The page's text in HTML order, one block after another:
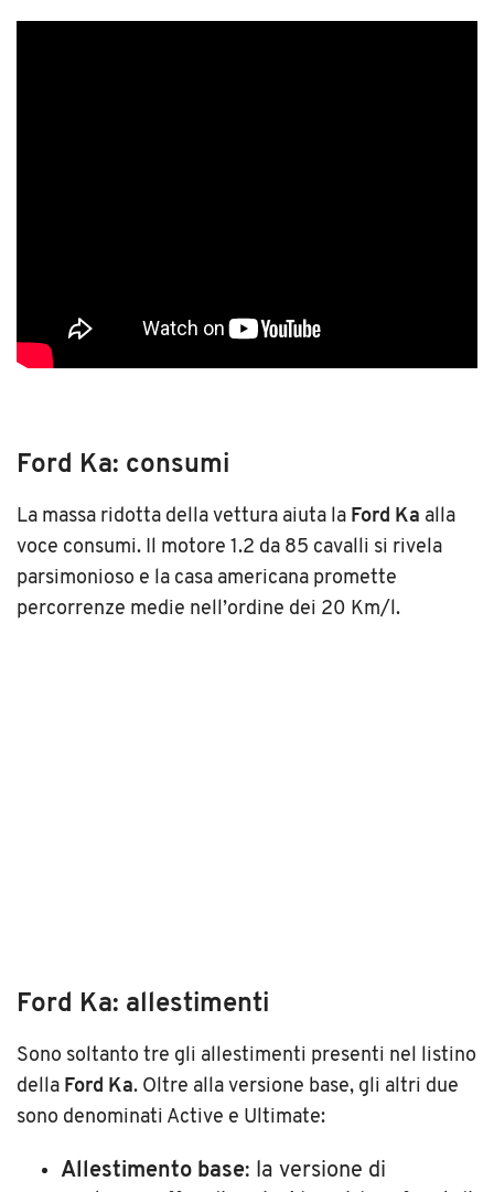
Ford Ka: consumi
La massa ridotta della vettura aiuta la Ford Ka alla
voce consumi. Il motore 1.2 da 85 cavalli si rivela
parsimonioso e la casa americana promette
percorrenze medie nell’ordine dei 20 Km/l.
Ford Ka: allestimenti
Sono soltanto tre gli allestimenti presenti nel listino
della Ford Ka. Oltre alla versione base, gli altri due
sono denominati Active e Ultimate:
Allestimento base: la versione di